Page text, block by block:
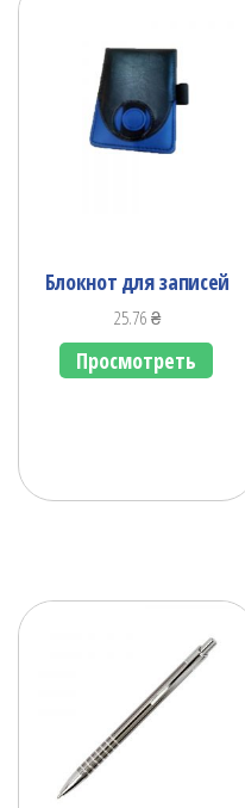
Блокнот для записей
25.76₴
Просмотреть